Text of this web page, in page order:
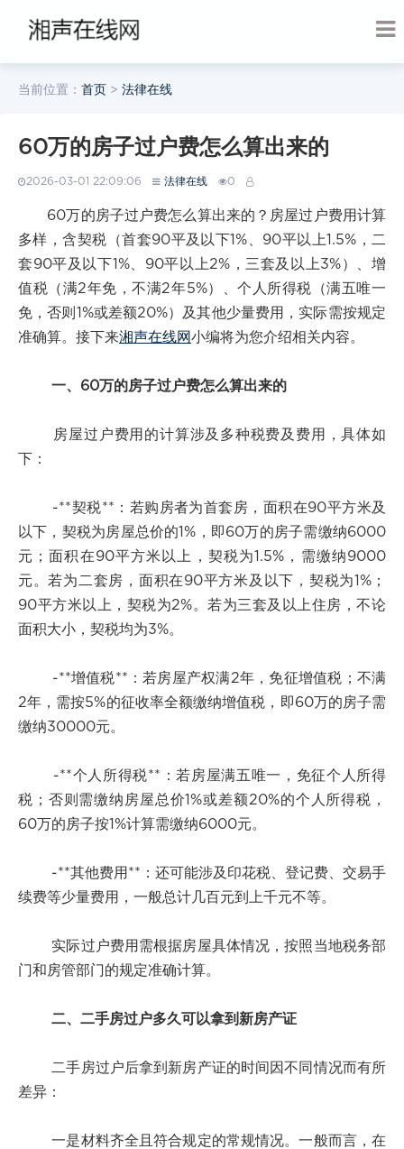
当前位置： 首页 > 法律在线
60万的房子过户费怎么算出来的
2026-03-01 22:09:06 法律在线 0
60万的房子过户费怎么算出来的？房屋过户费用计算
多样，含契税（首套90平及以下1%、90平以上1.5%，二
套90平及以下1%、90平以上2%，三套及以上3%）、增
值税（满2年免，不满2年5%）、个人所得税（满五唯一
免，否则1%或差额20%）及其他少量费用，实际需按规定
准确算。接下来湘声在线网小编将为您介绍相关内容。
一、60万的房子过户费怎么算出来的
房屋过户费用的计算涉及多种税费及费用，具体如
下：
-**契税**：若购房者为首套房，面积在90平方米及
以下，契税为房屋总价的1%，即60万的房子需缴纳6000
元；面积在90平方米以上，契税为1.5%，需缴纳9000
元。若为二套房，面积在90平方米及以下，契税为1%；
90平方米以上，契税为2%。若为三套及以上住房，不论
面积大小，契税均为3%。
-**增值税**：若房屋产权满2年，免征增值税；不满
2年，需按5%的征收率全额缴纳增值税，即60万的房子需
缴纳30000元。
-**个人所得税**：若房屋满五唯一，免征个人所得
税；否则需缴纳房屋总价1%或差额20%的个人所得税，
60万的房子按1%计算需缴纳6000元。
-**其他费用**：还可能涉及印花税、登记费、交易手
续费等少量费用，一般总计几百元到上千元不等。
实际过户费用需根据房屋具体情况，按照当地税务部
门和房管部门的规定准确计算。
二、二手房过户多久可以拿到新房产证
二手房过户后拿到新房产证的时间因不同情况而有所
差异：
一是材料齐全且符合规定的常规情况。一般而言，在